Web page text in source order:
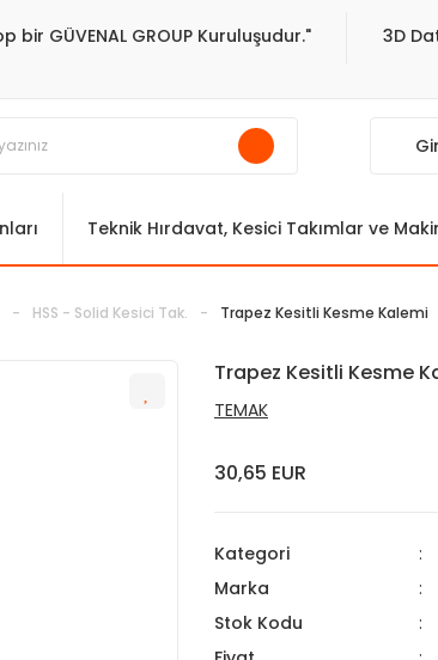
bir GÜVENAL GROUP Kuruluşudur."
3D
Teknik Hırdavat, Kesici Takımlar ve
HSS - Solid Kesici Tak. Trapez Kesitli Kesme Kalemi
Trapez Kesitli Kesme
TEMAK
30,65 EUR
Kategori
Marka
Stok Kodu